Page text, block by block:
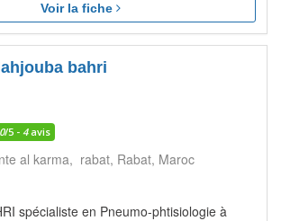
Voir la fiche
bahri
/5 - 4avis
al karma, rabat Rabat Maroc
spécialiste en Pneumo-phtisiologie à